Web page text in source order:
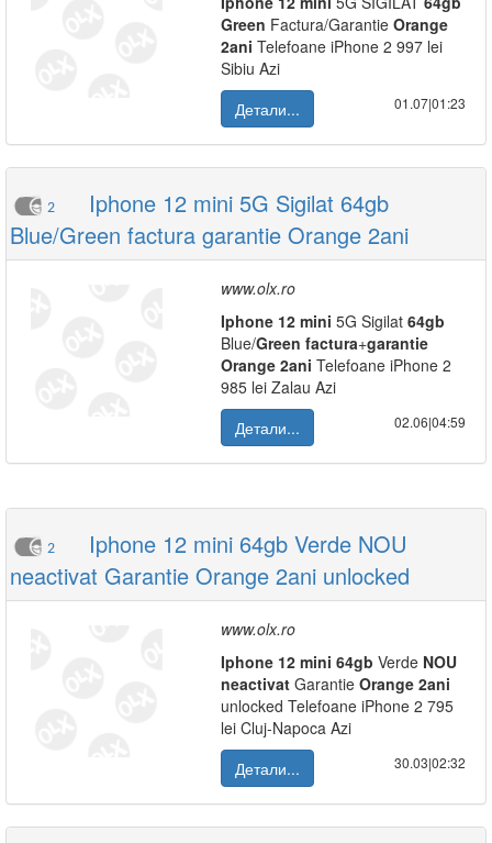
Green Factura/Garantie Orange
2ani Telefoane iPhone 2 997 lei
Sibiu Azi
Детали...
01.07|01:23
2
Iphone 12 mini 5G Sigilat 64gb
Blue/Green factura garantie Orange 2ani
www.olx.ro
Iphone 12 mini 5G Sigilat 64gb
Blue/Green factura+garantie
Orange 2ani Telefoane iPhone 2
985 lei Zalau Azi
Детали...
02.06|04:59
2
Iphone 12 mini 64gb Verde NOU
neactivat Garantie Orange 2ani unlocked
www.olx.ro
Iphone 12 mini 64gb Verde NOU
neactivat Garantie Orange 2ani
unlocked Telefoane iPhone 2 795
lei Cluj-Napoca Azi
Детали...
30.03|02:32